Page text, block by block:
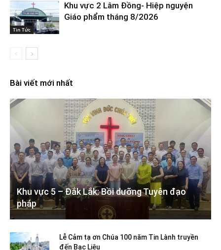
Tin Tức
Khu vực 2 Lâm Đồng- Hiệp nguyện
Giáo phẩm tháng 8/2026
Bài viết mới nhất
Khu vực 5 – Đắk Lắk: Bồi dưỡng Tuyên đạo
pháp
Lễ Cảm tạ ơn Chúa 100 năm Tin Lành truyền
đến Bạc Liêu